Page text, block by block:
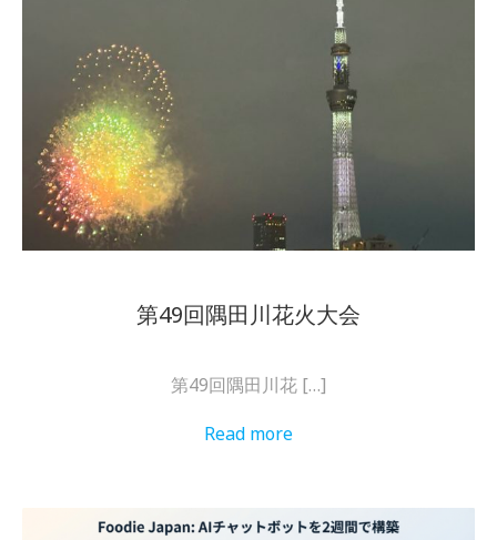
第49回隅田川花火大会
第49回隅田川花 […]
Read more